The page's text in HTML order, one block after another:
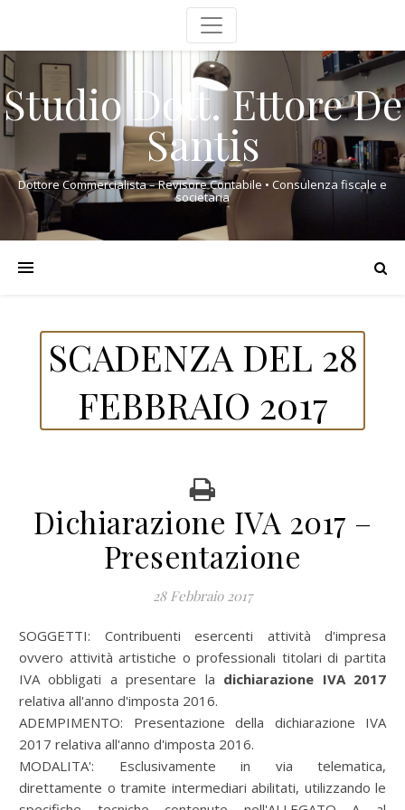
Studio Dott. Ettore De
Santis
Dottore Commercialista – Revisore Contabile • Consulenza fiscale e
societaria
SCADENZA DEL 28
FEBBRAIO 2017
Dichiarazione IVA 2017 –
Presentazione
28 Febbraio 2017
SOGGETTI: Contribuenti esercenti attività d'impresa
ovvero attività artistiche o professionali titolari di partita
IVA obbligati a presentare la dichiarazione IVA 2017
relativa all'anno d'imposta 2016.
ADEMPIMENTO: Presentazione della dichiarazione IVA
2017 relativa all'anno d'imposta 2016.
MODALITA': Esclusivamente in via telematica,
direttamente o tramite intermediari abilitati, utilizzando le